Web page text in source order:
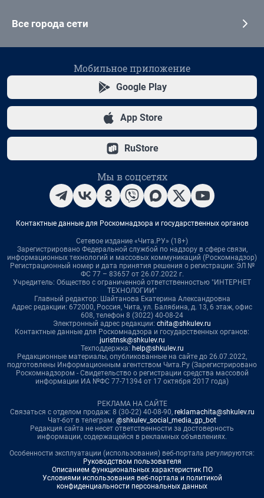
Все города сети
Мобильное приложение
Google Play
App Store
RuStore
Мы в соцсетях
Контактные данные для Роскомнадзора и государственных органов
Сетевое издание «Чита.РУ» (18+)
Зарегистрировано Федеральной службой по надзору в сфере связи,
информационных технологий и массовых коммуникаций (Роскомнадзор)
Регистрационный номер и дата принятия решения о регистрации: ЭЛ №
ФС 77 – 83657 от 26.07.2022 г.
Учредитель: Общество с ограниченной ответственностью "ИНТЕРНЕТ
ТЕХНОЛОГИИ"
Главный редактор: Шайтанова Екатерина Александровна
Адрес редакции: 672000, Россия, Чита, ул. Балябина, д. 13, 6 этаж, офис
608, телефон 8 (3022) 40-08-24
Электронный адрес редакции: chita@shkulev.ru
Контактные данные для Роскомнадзора и государственных органов:
juristnsk@shkulev.ru
Техподдержка: help@shkulev.ru
Редакционные материалы, опубликованные на сайте до 26.07.2022,
подготовлены Информационным агентством Чита.Ру (Зарегистрировано
Роскомнадзором - Свидетельство о регистрации средства массовой
информации ИА №ФС 77-71394 от 17 октября 2017 года)
РЕКЛАМА НА САЙТЕ
Связаться с отделом продаж: 8 (30-22) 40-08-90, reklamachita@shkulev.ru
Чат-бот в телеграм: @shkulev_social_media_gp_bot
Редакция сайта не несет ответственности за достоверность
информации, содержащейся в рекламных объявлениях.
Особенности эксплуатации (использования) веб-портала регулируются:
Руководством пользователя
Описанием функциональных характеристик ПО
Условиями использования веб-портала и политикой
конфиденциальности персональных данных